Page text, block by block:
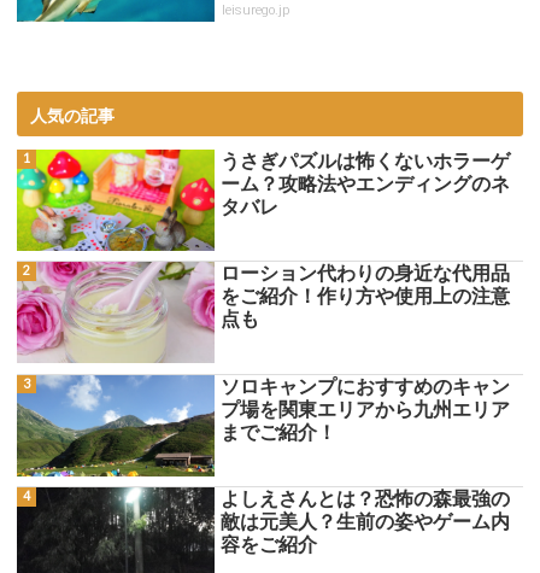
leisurego.jp
人気の記事
うさぎパズルは怖くないホラーゲ
ーム？攻略法やエンディングのネ
タバレ
ローション代わりの身近な代用品
をご紹介！作り方や使用上の注意
点も
ソロキャンプにおすすめのキャン
プ場を関東エリアから九州エリア
までご紹介！
よしえさんとは？恐怖の森最強の
敵は元美人？生前の姿やゲーム内
容をご紹介